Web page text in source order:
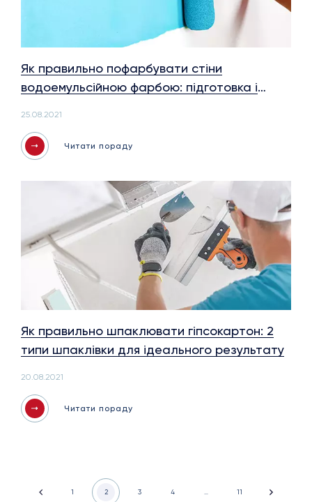
Як правильно пофарбувати стіни
водоемульсійною фарбою: підготовка і
25.08.2021
Читати пораду
Як правильно шпаклювати гіпсокартон: 2
типи шпаклівки для ідеального результату
20.08.2021
Читати пораду
1 2 3 4 11